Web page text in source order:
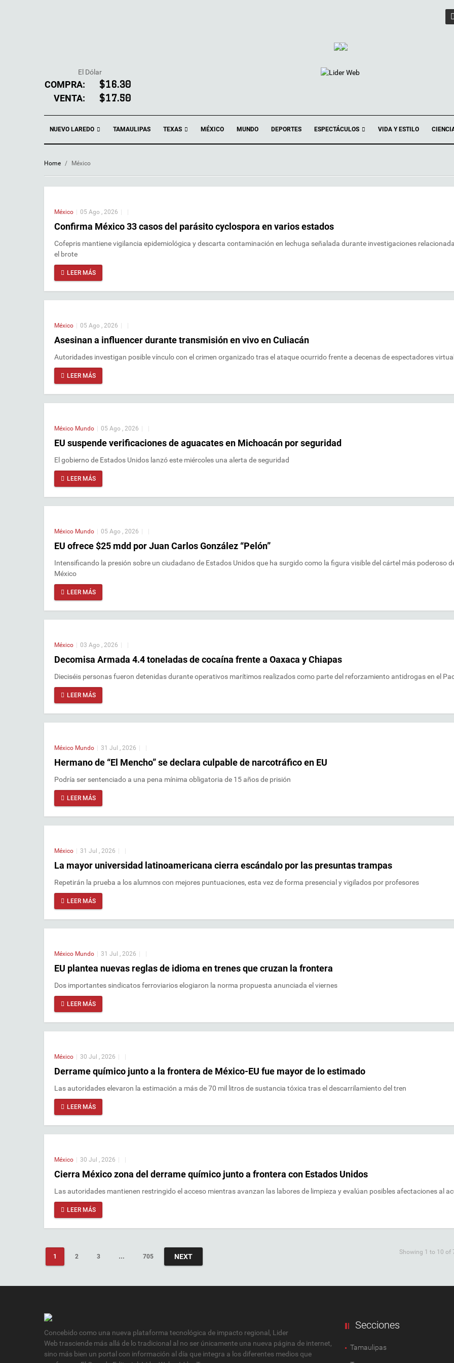
El Dólar
COMPRA: $16.30
VENTA: $17.50
NUEVO LAREDO TAMAULIPAS TEXAS MÉXICO MUNDO DEPORTES ESPECTÁCULOS VIDA Y ESTILO
Home / México
México 05 Ago , 2026
Confirma México 33 casos del parásito cyclospora en varios estados
Cofepris mantiene vigilancia epidemiológica y descarta contaminación en lechuga señalada durante investigaciones
el brote
LEER MÁS
México 05 Ago , 2026
Asesinan a influencer durante transmisión en vivo en Culiacán
Autoridades investigan posible vínculo con el crimen organizado tras el ataque ocurrido frente a decenas de espectadores
LEER MÁS
México Mundo 05 Ago , 2026
EU suspende verificaciones de aguacates en Michoacán por seguridad
El gobierno de Estados Unidos lanzó este miércoles una alerta de seguridad
LEER MÁS
México Mundo 05 Ago , 2026
EU ofrece $25 mdd por Juan Carlos González “Pelón”
Intensificando la presión sobre un ciudadano de Estados Unidos que ha surgido como la figura visible del cártel más poderoso
México
LEER MÁS
México 03 Ago , 2026
Decomisa Armada 4.4 toneladas de cocaína frente a Oaxaca y Chiapas
Dieciséis personas fueron detenidas durante operativos marítimos realizados como parte del reforzamiento antidrogas en el
LEER MÁS
México Mundo 31 Jul , 2026
Hermano de “El Mencho” se declara culpable de narcotráfico en EU
Podría ser sentenciado a una pena mínima obligatoria de 15 años de prisión
LEER MÁS
México 31 Jul , 2026
La mayor universidad latinoamericana cierra escándalo por las presuntas trampas
Repetirán la prueba a los alumnos con mejores puntuaciones, esta vez de forma presencial y vigilados por profesores
LEER MÁS
México Mundo 31 Jul , 2026
EU plantea nuevas reglas de idioma en trenes que cruzan la frontera
Dos importantes sindicatos ferroviarios elogiaron la norma propuesta anunciada el viernes
LEER MÁS
México 30 Jul , 2026
Derrame químico junto a la frontera de México-EU fue mayor de lo estimado
Las autoridades elevaron la estimación a más de 70 mil litros de sustancia tóxica tras el descarrilamiento del tren
LEER MÁS
México 30 Jul , 2026
Cierra México zona del derrame químico junto a frontera con Estados Unidos
Las autoridades mantienen restringido el acceso mientras avanzan las labores de limpieza y evalúan posibles afectaciones al
LEER MÁS
1 2 3 … 705 NEXT
Showing 1 to 10 of
Concebido como una nueva plataforma tecnológica de impacto regional, Lider
Web trasciende más allá de lo tradicional al no ser únicamente una nueva página de internet,
sino más bien un portal con información al día que integra a los diferentes medios que
Secciones
Tamaulipas